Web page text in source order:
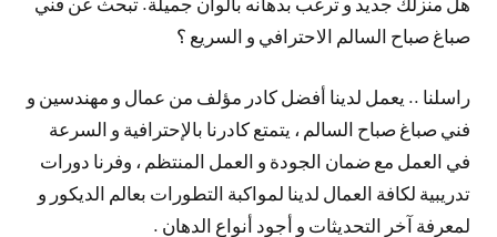
صباغ صباح السالم الاحترافي و السريع ؟
راسلنا .. يعمل لدينا أفضل كادر مؤلف من عمال و مهندسين و
فني صباغ صباح السالم ، يتمتع كادرنا بالإحترافية و السرعة
في العمل مع ضمان الجودة و العمل المنتظم ، وفرنا دورات
تدريبية لكافة العمال لدينا لمواكبة التطورات بعالم الديكور و
لمعرفة آخر التحديثات و أجود أنواع الدهان .